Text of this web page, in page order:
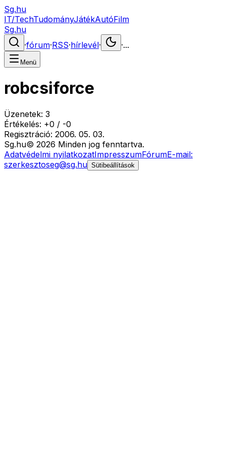
Sg.hu
IT/TechTudományJátékAutóFilm
Sg.hu
·fórum·RSS·hírlevél· ·...
Menü
robcsiforce
Üzenetek: 3
Értékelés: +0 / -0
Regisztráció: 2006. 05. 03.
Sg.hu© 2026 Minden jog fenntartva.
Adatvédelmi nyilatkozatImpresszumFórumE-mail:
szerkesztoseg@sg.hu Sütibeállítások